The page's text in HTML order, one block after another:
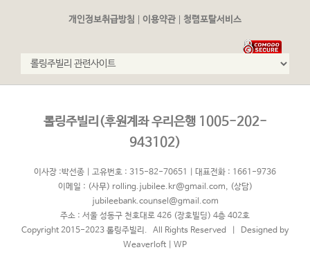
개인정보취급방침 이용약관 청렴포탈서비스
롤링주빌리(후원계좌 우리은행 1005-202-
943102)
이사장 :박선종 | 고유번호 : 315-82-70651 | 대표전화 : 1661-9736
이메일 : (사무) rolling.jubilee.kr@gmail.com, (상담)
jubileebank.counsel@gmail.com
주소 : 서울 성동구 천호대로 426 (장호빌딩) 4층 402호
Copyright 2015-2023 롤링주빌리. All Rights Reserved | Designed by
Weaverloft
WP